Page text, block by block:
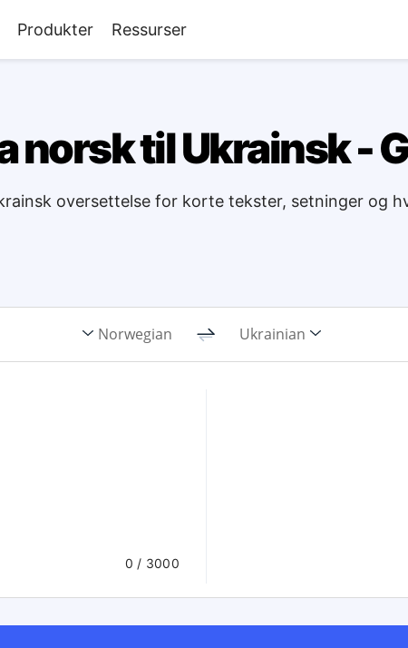
Produkter Ressurser
norsk til Ukrainsk -
oversettelse for korte tekster, setninger og
Norwegian Ukrainian
0 / 3000